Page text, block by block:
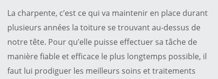
La charpente, c’est ce qui va maintenir en place durant
plusieurs années la toiture se trouvant au-dessus de
notre tête. Pour qu’elle puisse effectuer sa tâche de
manière fiable et efficace le plus longtemps possible, il
faut lui prodiguer les meilleurs soins et traitements